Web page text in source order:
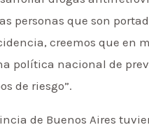
personas que son
creemos que en
política nacional de
de riesgo”.
de Buenos Aires